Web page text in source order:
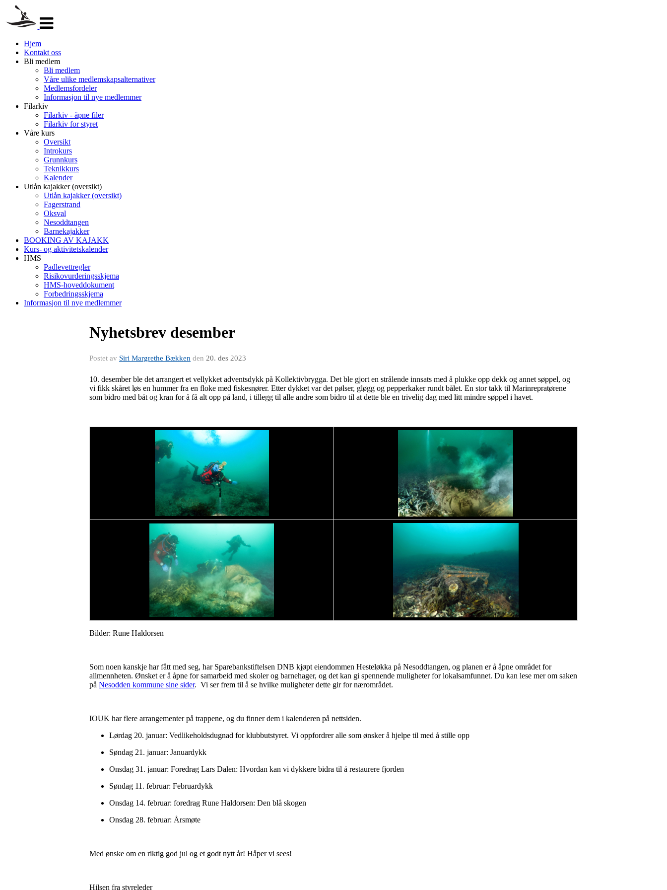
navigasjon
Hjem
Kontakt oss
Bli medlem
Bli medlem
Våre ulike medlemskapsalternativer
Medlemsfordeler
Informasjon til nye medlemmer
Filarkiv
Filarkiv - åpne filer
Filarkiv for styret
Våre kurs
Oversikt
Introkurs
Grunnkurs
Teknikkurs
Kalender
Utlån kajakker (oversikt)
Utlån kajakker (oversikt)
Fagerstrand
Oksval
Nesoddtangen
Barnekajakker
BOOKING AV KAJAKK
Kurs- og aktivitetskalender
HMS
Padlevettregler
Risikovurderingsskjema
HMS-hoveddokument
Forbedringsskjema
Informasjon til nye medlemmer
Nyhetsbrev desember
Postet av Siri Margrethe Bækken den 20. des 2023
10. desember ble det arrangert et vellykket adventsdykk på Kollektivbrygga. Det ble gjort en strålende innsats med å plukke opp dekk og annet søppel, og
vi fikk skåret løs en hummer fra en floke med fiskesnører. Etter dykket var det pølser, gløgg og pepperkaker rundt bålet. En stor takk til Marinrepratørene
som bidro med båt og kran for å få alt opp på land, i tillegg til alle andre som bidro til at dette ble en trivelig dag med litt mindre søppel i havet.
Bilder: Rune Haldorsen
Som noen kanskje har fått med seg, har Sparebankstiftelsen DNB kjøpt eiendommen Hesteløkka på Nesoddtangen, og planen er å åpne området for
allmennheten. Ønsket er å åpne for samarbeid med skoler og barnehager, og det kan gi spennende muligheter for lokalsamfunnet. Du kan lese mer om saken
på Nesodden kommune sine sider. Vi ser frem til å se hvilke muligheter dette gir for nærområdet.
IOUK har flere arrangementer på trappene, og du finner dem i kalenderen på nettsiden.
Lørdag 20. januar: Vedlikeholdsdugnad for klubbutstyret. Vi oppfordrer alle som ønsker å hjelpe til med å stille opp
Søndag 21. januar: Januardykk
Onsdag 31. januar: Foredrag Lars Dalen: Hvordan kan vi dykkere bidra til å restaurere fjorden
Søndag 11. februar: Februardykk
Onsdag 14. februar: foredrag Rune Haldorsen: Den blå skogen
Onsdag 28. februar: Årsmøte
Med ønske om en riktig god jul og et godt nytt år! Håper vi sees!
Hilsen fra styreleder